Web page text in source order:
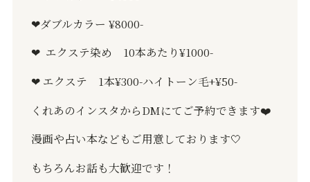
❤︎ダブルカラー ¥8000-
❤︎ エクステ染め 10本あたり¥1000-
❤︎ エクステ 1本¥300-ハイトーン毛+¥50-
くれあのインスタからDMにてご予約できます❤️
漫画や占い本などもご用意しております🤍
もちろんお話も大歓迎です！